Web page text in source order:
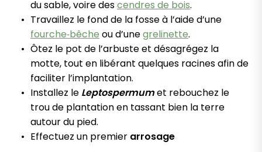
du sable, voire descendres de bois.
Travaillez le fond de la fosse à l’aide d’une
fourche‑bêche ou d’unegrelinette.
Ôtez le pot de l’arbuste et désagrégez la
motte, tout en libérant quelques racines afin de
faciliter l’implantation.
Installez le Leptospermumet rebouchez le
trou de plantation en tassant bien la terre
autour du pied.
Effectuez un premier arrosage